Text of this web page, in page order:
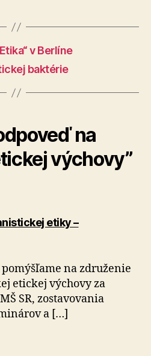
v Berlíne
baktérie
na
výchovy”
etiky –
na združenie
etickej výchovy za
SR, zostavovania
a […]